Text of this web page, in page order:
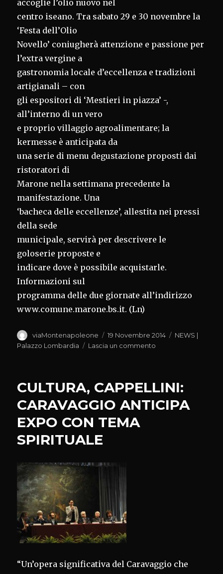
accoglie l’olio nuovo nel
centro iseano. Tra sabato 29 e 30 novembre la
‘Festa dell’Olio
Novello’ coniugherà attenzione e passione per
l’extra vergine a
gastronomia locale d’eccellenza e tradizioni
artigianali – con
gli espositori di ‘Mestieri in piazza’ -,
all’interno di un vero
e proprio villaggio agroalimentare; la
kermesse è anticipata da
una serie di menu degustazione proposti dai
ristoratori di
Marone nella settimana precedente la
manifestazione. Una
‘bacheca delle eccellenze’, allestita nei pressi
della sede
municipale, servirà per descrivere le
goloserie proposte e
indicare dove è possibile acquistarle.
Informazioni sul
programma delle due giornate all’indirizzo
www.comune.marone.bs.it. (Ln)
Autore
viaMontenapoleone
Pubblicato
il
19 Novembre 2014 Categorie
NEWS |
Palazzo Lombardia
Lascia un commento
(BS)
IL
CULTURA, CAPPELLINI:
CARAVAGGIO ANTICIPA
EXPO CON TEMA
SPIRITUALE
“Un’opera significativa del Caravaggio che